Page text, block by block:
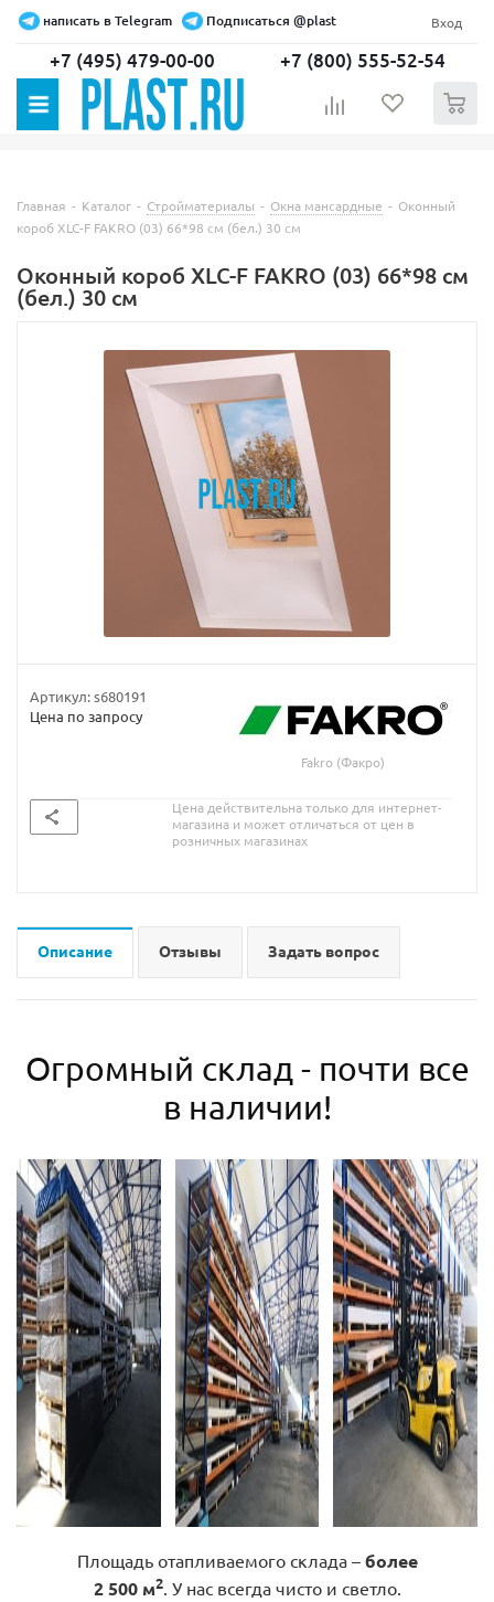
написать в Telegram Подписаться @plast Вход
+7 (495) 479-00-00 +7 (800) 555-52-54
Главная - Каталог - Стройматериалы - Окна мансардные - Оконный
короб XLC-F FAKRO (03) 66*98 см (бел.) 30 см
Оконный короб XLC-F FAKRO (03) 66*98 см
(бел.) 30 см
Артикул:s680191
Цена по запросу
Fakro (Факро)
Цена действительна только для интернет-
магазина и может отличаться от цен в
розничных магазинах
Описание Отзывы Задать вопрос
Огромный склад - почти все
в наличии!
Площадь отапливаемого склада – более
2 500 м2. У нас всегда чисто и светло.